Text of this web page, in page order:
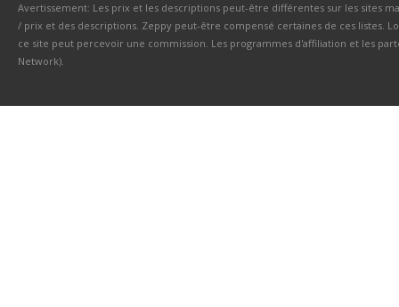
Avertissement: Les prix et les descriptions peut-être différentes sur les sites
/ prix et des descriptions. Zeppy peut-être compensé certaines de ces listes.
ce site peut percevoir une commission. Les programmes d'affiliation et les
Network).